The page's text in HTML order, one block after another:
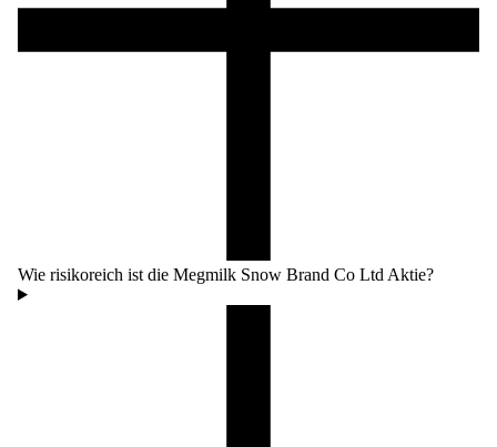
Wie risikoreich ist die Megmilk Snow Brand Co Ltd Aktie?